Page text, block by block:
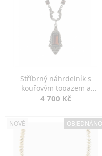
Stříbrný náhrdelník s
kouřovým topazem a
markazity
4 700 Kč
NOVÉ OBJEDNÁNO